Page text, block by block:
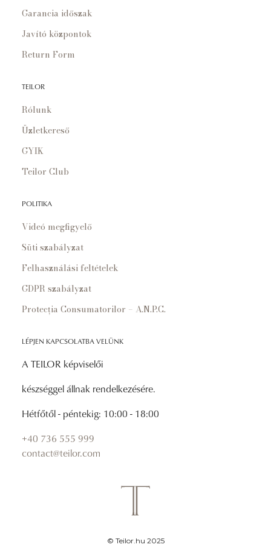
Garancia időszak
Javító központok
Return Form
TEILOR
Rólunk
Üzletkereső
GYIK
Teilor Club
POLITIKA
Videó megfigyelő
Süti szabályzat
Felhasználási feltételek
GDPR szabályzat
Protecția Consumatorilor – A.N.P.C.
LÉPJEN KAPCSOLATBA VELÜNK
A TEILOR képviselői
készséggel állnak rendelkezésére.
Hétfőtől - péntekig: 10:00 - 18:00
+40 736 555 999
contact@teilor.com
© Teilor.hu 2025